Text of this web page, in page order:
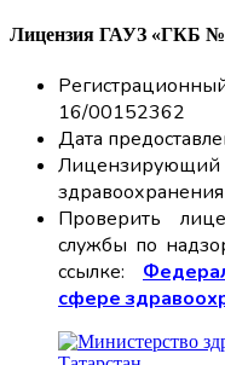
Лицензия ГАУЗ «ГКБ №
16/00152362
Дата
Проверить
службы по
ссылке:
сфере